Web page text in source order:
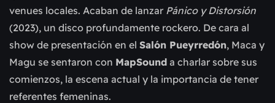
venues locales. Acaban de lanzar Pánico y Distorsión
(2023), un disco profundamente rockero. De cara al
show de presentación en el Salón Pueyrredón, Maca y
Magu se sentaron con MapSound a charlar sobre sus
comienzos, la escena actual y la importancia de tener
referentes femeninas.